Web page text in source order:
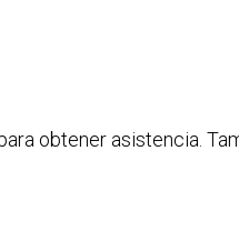
obtener asistencia.